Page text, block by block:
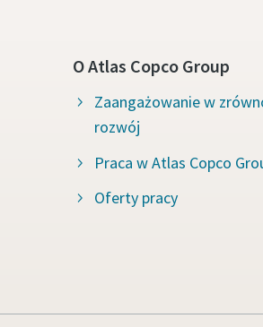
O Atlas Copco Group
Zaangażowanie w
rozwój
Praca w Atlas Copco
Oferty pracy